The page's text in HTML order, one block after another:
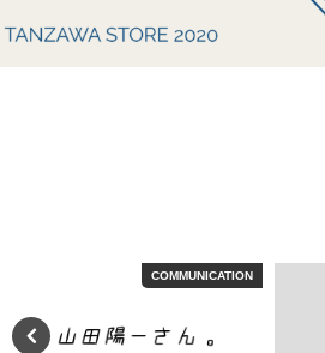
COMMUNICATION